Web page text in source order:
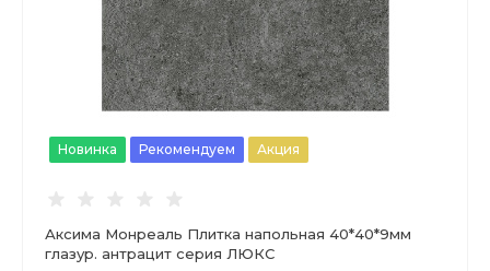
Новинка Рекомендуем Акция
Аксима Монреаль Плитка напольная 40*40*9мм
глазур. антрацит серия ЛЮКС